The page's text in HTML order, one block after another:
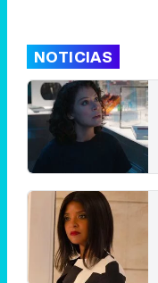
NOTICIAS